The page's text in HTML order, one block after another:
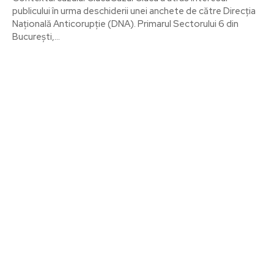
publicului în urma deschiderii unei anchete de către Direcția
Națională Anticorupție (DNA). Primarul Sectorului 6 din
București,...